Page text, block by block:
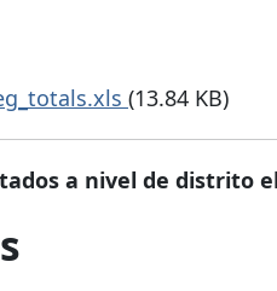
(13.84 KB)
a nivel de distrito